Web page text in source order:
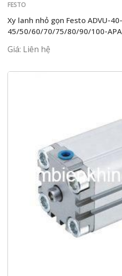
FESTO
Xy lanh nhỏ gọn Festo ADVU-40-
45/50/60/70/75/80/90/100-APA
Giá: Liên hệ